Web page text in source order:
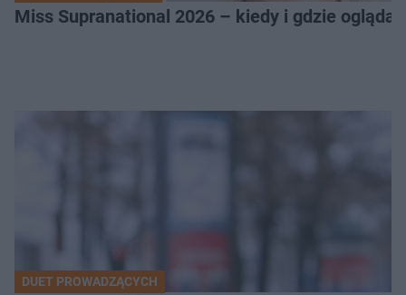
Miss Supranational 2026 – kiedy i gdzie
DUET PROWADZĄCYCH